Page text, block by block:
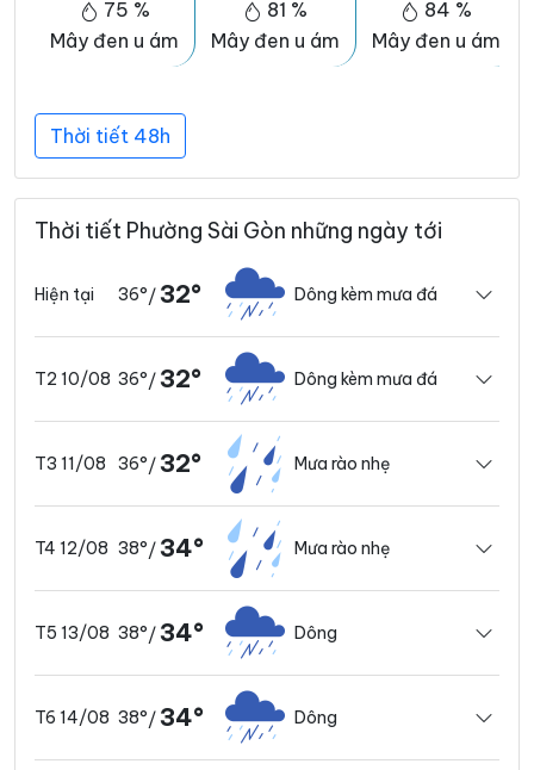
75 %
Mây đen u ám
81 %
Mây đen u ám
84 %
Mây đen u ám
Thời tiết 48h
Thời tiết Phường Sài Gòn những ngày tới
Hiện tại 36°/ 32° Dông kèm mưa đá
T2 10/08 36°/ 32° Dông kèm mưa đá
T3 11/08 36°/ 32° Mưa rào nhẹ
T4 12/08 38°/ 34° Mưa rào nhẹ
T5 13/08 38°/ 34° Dông
T6 14/08 38°/ 34° Dông